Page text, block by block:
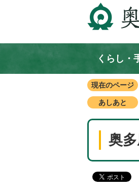
くらし・
現在のページ
あしあと
奥